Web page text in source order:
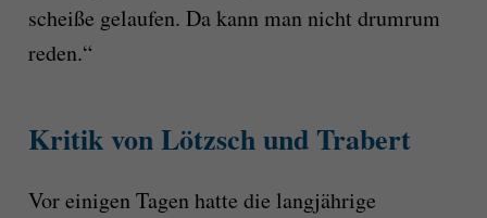
scheiße gelaufen. Da kann man nicht drumrum
reden.“
Kritik von Lötzsch und Trabert
Vor einigen Tagen hatte die langjährige